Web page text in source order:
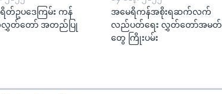
တ်ဥပဒေကြမ်း ကန်
တ်တော် အတည်ပြု
အမေရိကန်အစိုးရဆက်လက်
လည်ပတ်ရေး လွှတ်တော်အမတ်
တွေ ကြိုးပမ်း